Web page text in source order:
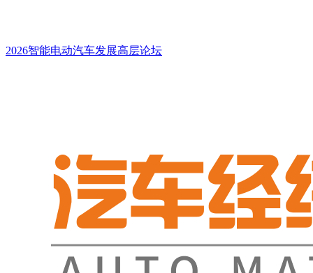
2026智能电动汽车发展高层论坛